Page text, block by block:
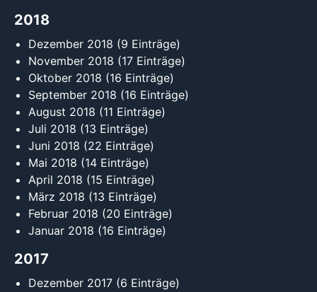
2018
Dezember 2018 (9 Einträge)
November 2018 (17 Einträge)
Oktober 2018 (16 Einträge)
September 2018 (16 Einträge)
August 2018 (11 Einträge)
Juli 2018 (13 Einträge)
Juni 2018 (22 Einträge)
Mai 2018 (14 Einträge)
April 2018 (15 Einträge)
März 2018 (13 Einträge)
Februar 2018 (20 Einträge)
Januar 2018 (16 Einträge)
2017
Dezember 2017 (6 Einträge)